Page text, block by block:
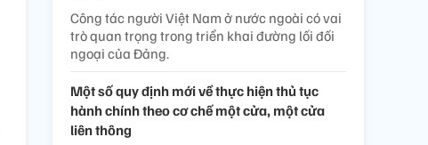
Công tác người Việt Nam ở nước ngoài có vai
trò quan trọng trong triển khai đường lối đối
ngoại của Đảng.
Một số quy định mới về thực hiện thủ tục
hành chính theo cơ chế một cửa, một cửa
liên thông